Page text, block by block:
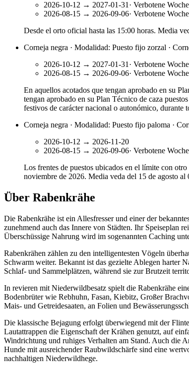
2026-10-12 → 2027-01-31 · Verbotene
2026-08-15 → 2026-09-06· Verbotene
Desde el orto oficial hasta las 15:00 horas. Media
Corneja negra · Modalidad: Puesto fijo zorzal ·
2026-10-12 → 2027-01-31 · Verbotene
2026-08-15 → 2026-09-06· Verbotene
En aquellos acotados que tengan aprobado en su
tengan aprobado en su Plan Técnico de caza
festivos de carácter nacional o autonómico, durante
Corneja negra · Modalidad: Puesto fijo paloma ·
2026-10-12 → 2026-11-20
2026-08-15 → 2026-09-06· Verbotene
Los frentes de puestos ubicados en el límite con
noviembre de 2026. Media veda del 15 de agosto al
Über Rabenkrähe
Die Rabenkrähe ist ein Allesfresser und einer der
zunehmend auch das Innere von Städten. Ihr Speiseplan
Überschüssige Nahrung wird im sogenannten Caching
Rabenkrähen zählen zu den intelligentesten Vögeln
Schwarm weiter. Bekannt ist das gezielte Ablegen harter
Schlaf- und Sammelplätzen, während sie zur Brutzeit
In revieren mit Niederwildbesatz spielt die Rabenkrähe
Bodenbrüter wie Rebhuhn, Fasan, Kiebitz, Großer
Mais- und Getreidesaaten, an Folien und
Die klassische Bejagung erfolgt überwiegend mit der
Lautattrappen die Eigenschaft der Krähen genutzt, auf
Windrichtung und ruhiges Verhalten am Stand. Auch die
Hunde mit ausreichender Raubwildschärfe sind eine
nachhaltigen Niederwildhege.